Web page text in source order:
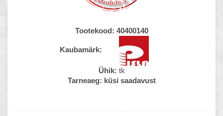
Tootekood: 40400140
Kaubamärk:
Ühik: tk
Tarneaeg: küsi saadavust